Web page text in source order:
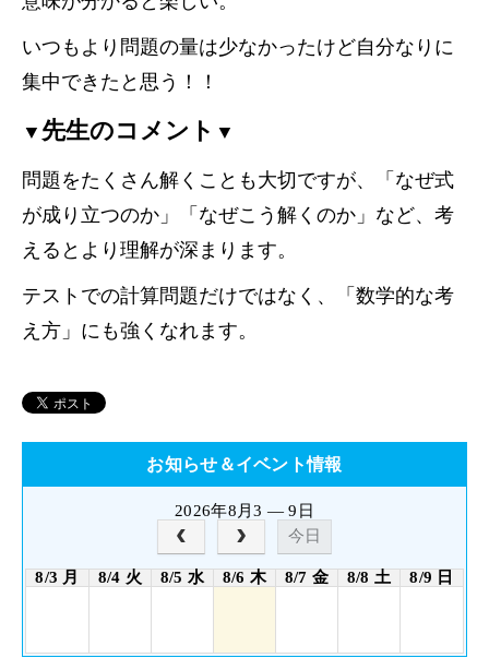
いつもより問題の量は少なかったけど自分なりに
集中できたと思う！！
▼ 先生のコメント ▼
問題をたくさん解くことも大切ですが、「なぜ式
が成り立つのか」「なぜこう解くのか」など、考
えるとより理解が深まります。
テストでの計算問題だけではなく、「数学的な考
え方」にも強くなれます。
お知らせ＆イベント情報
2026年8月3 — 9日
今日
8/3 月 8/4 火 8/5 水 8/6 木 8/7 金 8/8 土 8/9 日